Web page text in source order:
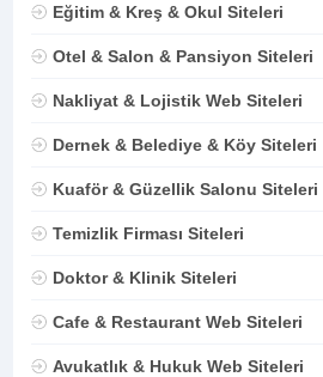
Eğitim & Kreş & Okul Siteleri
Otel & Salon & Pansiyon Siteleri
Nakliyat & Lojistik Web Siteleri
Dernek & Belediye & Köy Siteleri
Kuaför & Güzellik Salonu Siteleri
Temizlik Firması Siteleri
Doktor & Klinik Siteleri
Cafe & Restaurant Web Siteleri
Avukatlık & Hukuk Web Siteleri